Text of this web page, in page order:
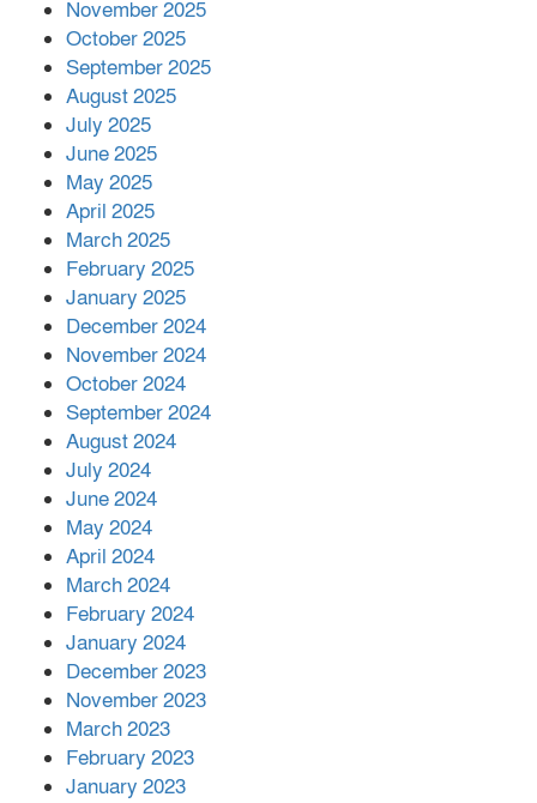
পর ফোন তারেক রহমানের,গ্যাস সঙ্কট
সহায়তা দিলেন সাচিং প্রু জেরী
November 2025
October 2025
September 2025
August 2025
July 2025
June 2025
May 2025
April 2025
March 2025
February 2025
January 2025
December 2024
November 2024
October 2024
September 2024
August 2024
July 2024
June 2024
May 2024
April 2024
March 2024
February 2024
January 2024
December 2023
November 2023
March 2023
February 2023
January 2023